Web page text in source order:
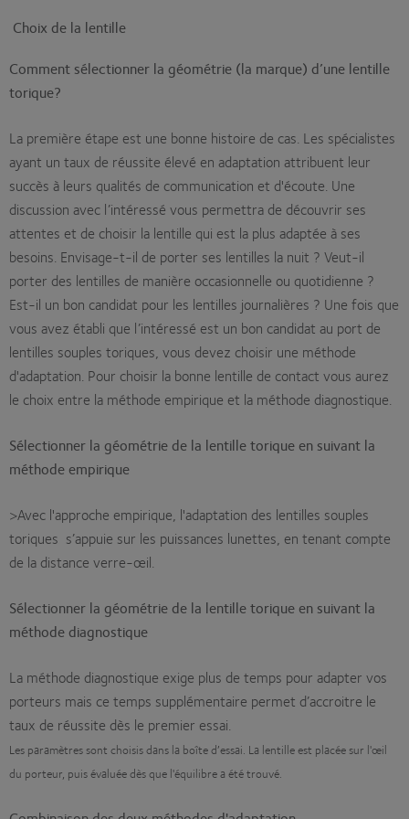
Choix de la lentille
Comment sélectionner la géométrie (la marque) d’une lentille
torique?
La première étape est une bonne histoire de cas. Les spécialistes
ayant un taux de réussite élevé en adaptation attribuent leur
succès à leurs qualités de communication et d'écoute. Une
discussion avec l’intéressé vous permettra de découvrir ses
attentes et de choisir la lentille qui est la plus adaptée à ses
besoins. Envisage-t-il de porter ses lentilles la nuit ? Veut-il
porter des lentilles de manière occasionnelle ou quotidienne ?
Est-il un bon candidat pour les lentilles journalières ? Une fois que
vous avez établi que l’intéressé est un bon candidat au port de
lentilles souples toriques, vous devez choisir une méthode
d'adaptation. Pour choisir la bonne lentille de contact vous aurez
le choix entre la méthode empirique et la méthode diagnostique.
Sélectionner la géométrie de la lentille torique en suivant la
méthode empirique
>Avec l'approche empirique, l'adaptation des lentilles souples
toriques s’appuie sur les puissances lunettes, en tenant compte
de la distance verre-œil.
Sélectionner la géométrie de la lentille torique en suivant la
méthode diagnostique
La méthode diagnostique exige plus de temps pour adapter vos
porteurs mais ce temps supplémentaire permet d’accroitre le
taux de réussite dès le premier essai.
Les paramètres sont choisis dans la boîte d’essai. La lentille est placée sur l'œil
du porteur, puis évaluée dès que l'équilibre a été trouvé.